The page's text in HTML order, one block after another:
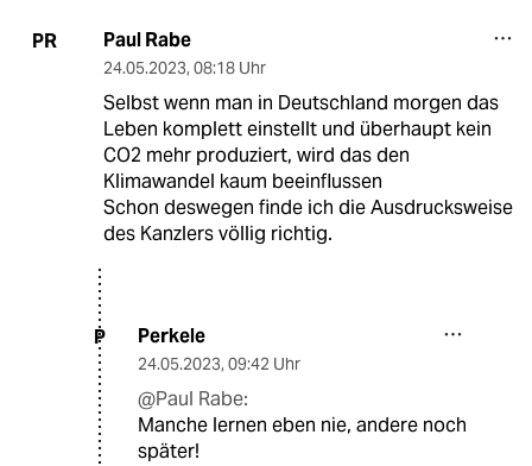
PR Paul Rabe
24.05.2023, 08:18 Uhr
Selbst wenn man in Deutschland morgen das
Leben komplett einstellt und überhaupt kein
CO2 mehr produziert, wird das den
Klimawandel kaum beeinflussen
Schon deswegen finde ich die Ausdrucksweise
des Kanzlers völlig richtig.
P Perkele
24.05.2023, 09:42 Uhr
@Paul Rabe:
Manche lernen eben nie, andere noch
später!